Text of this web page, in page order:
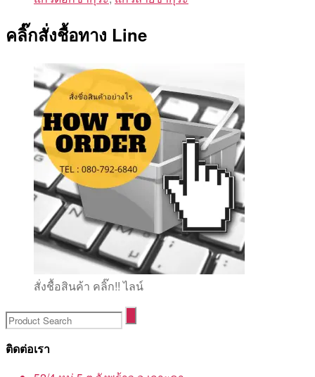
คลิ๊กสั่งชื้อทาง Line
สั่งชื้อสินค้า คลิ๊ก!! ไลน์
ติดต่อเรา